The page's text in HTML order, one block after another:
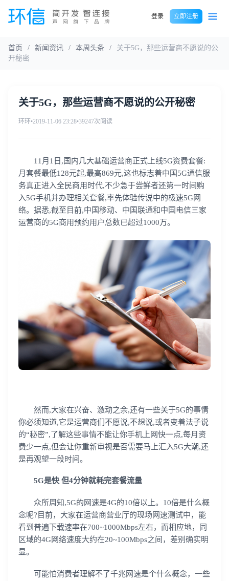
登录 立即注册
首页 / 新闻资讯 / 本周头条 /
关于5G，那些运营商不愿说的公
开秘密
关于5G，那些运营商不愿说的公开秘密
环环•2019-11-06 23:28•39247次阅读
11月1日,国内几大基础运营商正式上线5G资费套餐:
月套餐最低128元起,最高869元,这也标志着中国5G通信服
务真正进入全民商用时代,不少急于尝鲜者还第一时间购
入5G手机并办理相关套餐,率先体验传说中的极速5G网
络。据悉,截至目前,中国移动、中国联通和中国电信三家
运营商的5G商用预约用户总数已超过1000万。
然而,大家在兴奋、激动之余,还有一些关于5G的事情
你必须知道,它是运营商们不愿说,不想说,或者变着法子说
的“秘密”,了解这些事情不能让你手机上网快一点,每月资
费少一点,但会让你重新审视是否需要马上汇入5G大潮,还
是再观望一段时间。
5G是快 但4分钟就耗完套餐流量
众所周知,5G的网速是4G的10倍以上。10倍是什么概
念呢?目前，大家在运营商营业厅的现场网速测试中，能
看到普遍下载速率在700~1000Mbps左右，而相应地，同
区域的4G网络速度大约在20~100Mbps之间，差别确实明
显。
可能怕消费者理解不了千兆网速是个什么概念，一些